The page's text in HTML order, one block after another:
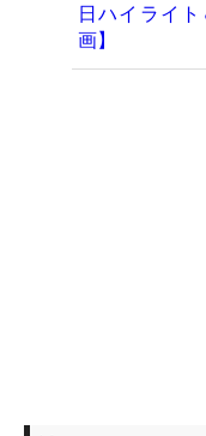
日ハイライト
画】